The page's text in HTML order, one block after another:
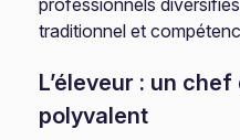
professionnels
traditionnel et
L’éleveur : un chef
polyvalent